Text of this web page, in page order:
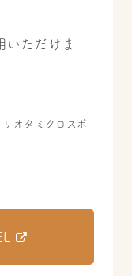
いただけま
オタミクロスポ